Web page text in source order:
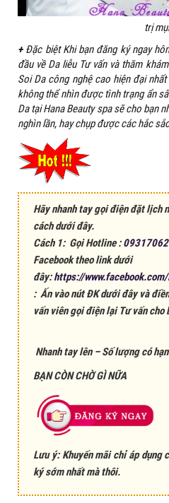
trị
+ Đặc biệt Khi bạn đăng ký ngay
đầu về Da liễu Tư vấn và thăm
Soi Da công nghệ cao hiện đại
không thể nhìn được tình trạng ẩn
Da tại Hana Beauty spa sẽ cho bạn
nghìn lần, hay chụp được các hắc
Hãy nhanh tay gọi điện đặt lịch
cách dưới đây.
Cách 1: Gọi Hotline :
Facebook theo link dưới
đây:https://
: Ấn vào nút ĐK dưới đây và
vấn viên gọi điện lại Tư vấn cho
Nhanh tay lên – Số lượng có
BẠN CÒN CHỜ GÌ NỮA
Lưu ý: Khuyến mãi chỉ áp dụng
ký sớm nhất mà thôi.